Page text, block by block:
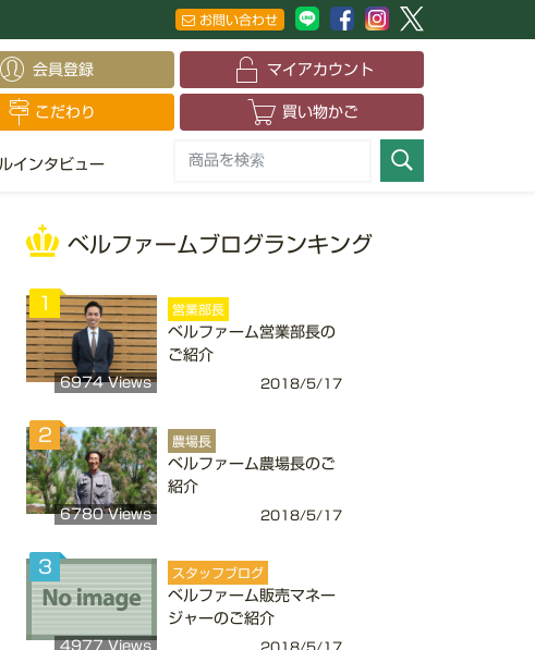
お問い合わせ
会員登録 マイアカウント
こだわり 買い物かご
インタビュー
ベルファームブログランキング
1 営業部長
ベルファーム営業部長の
ご紹介
6974 Views 2018/5/17
2 農場長
ベルファーム農場長のご
紹介
6780 Views 2018/5/17
3 スタッフブログ
ベルファーム販売マネー
ジャーのご紹介
4977 Views 2018/5/17